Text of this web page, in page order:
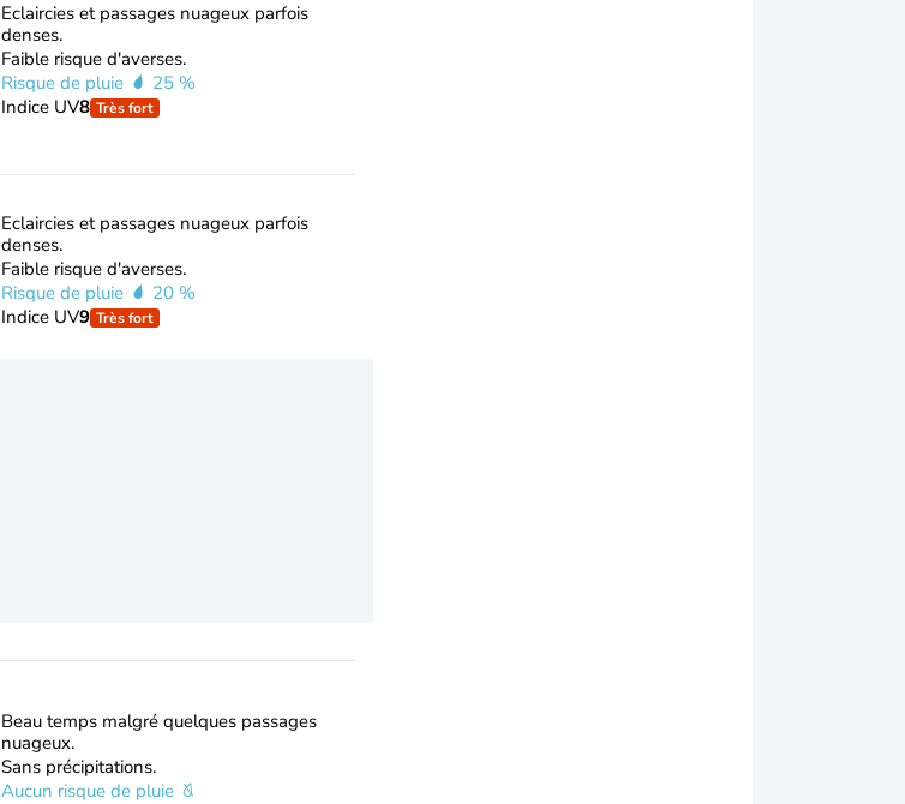
Eclaircies et passages nuageux parfois
denses.
Faible risque d'averses.
Risque de pluie
25 %
Indice UV8 Très fort
Eclaircies et passages nuageux parfois
denses.
Faible risque d'averses.
Risque de pluie
20 %
Indice UV9 Très fort
Beau temps malgré quelques passages
nuageux.
Sans précipitations.
Aucun risque de pluie